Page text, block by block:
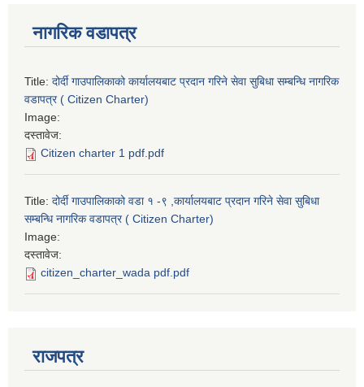
नागरिक वडापत्र
Title: दोर्दी गाउपालिकाको कार्यालयबाट प्रदान गरिने सेवा सुबिधा सम्बन्धि नागरिक
वडापत्र ( Citizen Charter)
Image:
दस्तावेज:
Citizen charter 1 pdf.pdf
Title: दोर्दी गाउपालिकाको वडा १ -९ ,कार्यालयबाट प्रदान गरिने सेवा सुबिधा
सम्बन्धि नागरिक वडापत्र ( Citizen Charter)
Image:
दस्तावेज:
citizen_charter_wada pdf.pdf
राजपत्र